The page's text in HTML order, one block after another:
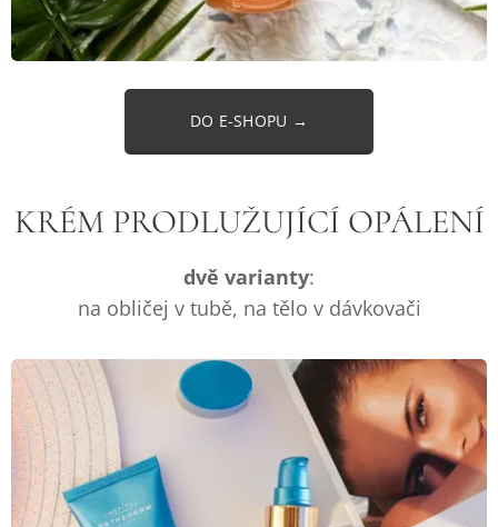
DO E-SHOPU →
KRÉM PRODLUŽUJÍCÍ OPÁLENÍ
dvě varianty:
na obličej v tubě, na tělo v dávkovači